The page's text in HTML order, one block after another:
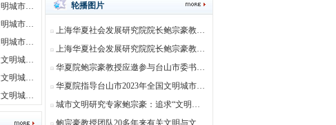
云南省创建文明城市测评 · 普洱创建文明城市测评
海南省创建文明城市测评 · 海口创建文明城市测评
海南省创建文明城市测评 · 琼海创建文明城市测评
北京市创建文明城市测评 · 朝阳区创建文明城市测评
北京市创建文明城市测评 · 海淀区创建文明城市测评
北京市创建文明城市测评 · 东城区创建文明城市测评
轮播图片
上海华夏社会发展研究院院长鲍宗豪教授应湖南邵阳市委统战部民宗局邀请，赴邵阳市民族团结进步创建工作现场交流会并作专题讲座
上海华夏社会发展研究院院长鲍宗豪教授应广西梧州市委统战部民宗局邀请，赴梧州作“铸牢中华民族共同体意识专题讲座”，并到实地
华夏院鲍宗豪教授应邀参与台山市委书记李惠文督导检查文明创建工作
华夏院指导台山市2023年全国文明城市实地调查专题培训
城市文明研究专家鲍宗豪：追求“文明典范城市”的价值共识